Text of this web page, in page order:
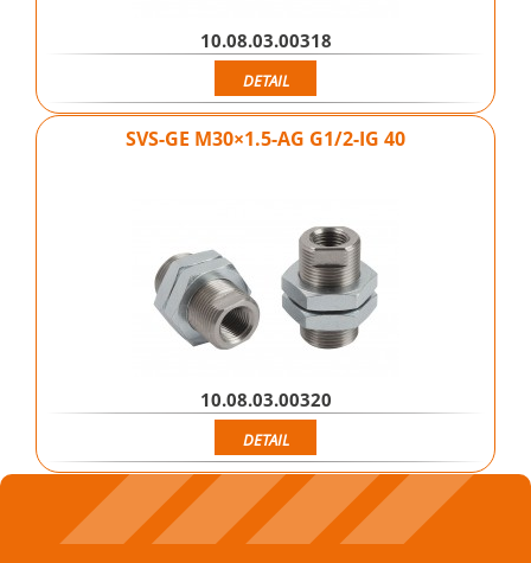
10.08.03.00318
DETAIL
SVS-GE M30×1.5-AG G1/2-IG 40
10.08.03.00320
DETAIL